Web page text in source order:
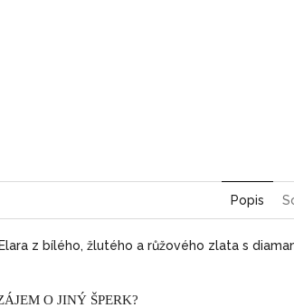
Popis
z bílého, žlutého a růžového zlata s
O JINÝ ŠPERK?